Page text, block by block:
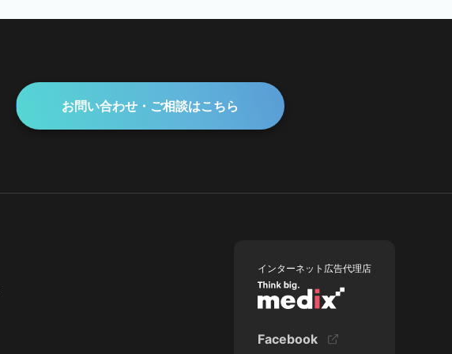
お問い合わせ・ご相談はこちら
インターネット広告代理店
Facebook